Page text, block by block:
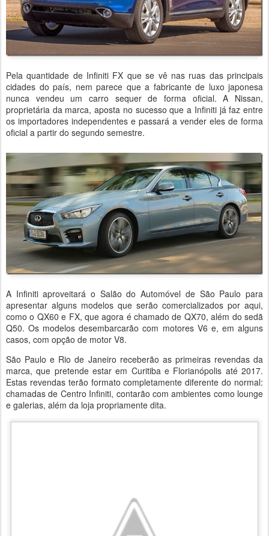
Pela quantidade de Infiniti FX que se vê nas ruas das principais
cidades do país, nem parece que a fabricante de luxo japonesa
nunca vendeu um carro sequer de forma oficial. A Nissan,
proprietária da marca, aposta no sucesso que a Infiniti já faz entre
os importadores independentes e passará a vender eles de forma
oficial a partir do segundo semestre.
A Infiniti aproveitará o Salão do Automóvel de São Paulo para
apresentar alguns modelos que serão comercializados por aqui,
como o QX60 e FX, que agora é chamado de QX70, além do sedã
Q50. Os modelos desembarcarão com motores V6 e, em alguns
casos, com opção de motor V8.
São Paulo e Rio de Janeiro receberão as primeiras revendas da
marca, que pretende estar em Curitiba e Florianópolis até 2017.
Estas revendas terão formato completamente diferente do normal:
chamadas de Centro Infiniti, contarão com ambientes como lounge
e galerias, além da loja propriamente dita.